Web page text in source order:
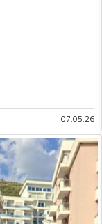
07.05.26